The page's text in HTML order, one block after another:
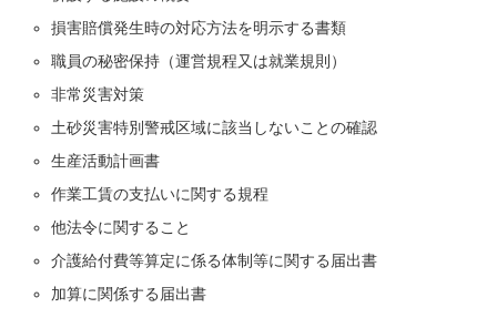
損害賠償発生時の対応方法を明示する書類
職員の秘密保持（運営規程又は就業規則）
非常災害対策
土砂災害特別警戒区域に該当しないことの確認
生産活動計画書
作業工賃の支払いに関する規程
他法令に関すること
介護給付費等算定に係る体制等に関する届出書
加算に関係する届出書